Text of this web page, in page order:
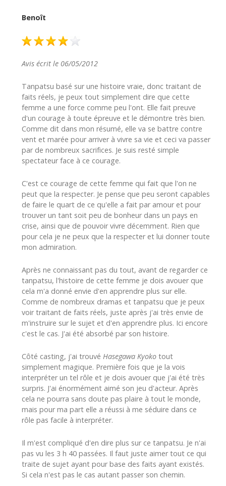
Benoît
Avis écrit le 06/05/2012
Tanpatsu basé sur une histoire vraie, donc traitant de
faits réels, je peux tout simplement dire que cette
femme a une force comme peu l'ont. Elle fait preuve
d'un courage à toute épreuve et le démontre très bien.
Comme dit dans mon résumé, elle va se battre contre
vent et marée pour arriver à vivre sa vie et ceci va passer
par de nombreux sacrifices. Je suis resté simple
spectateur face à ce courage.
C'est ce courage de cette femme qui fait que l'on ne
peut que la respecter. Je pense que peu seront capables
de faire le quart de ce qu'elle a fait par amour et pour
trouver un tant soit peu de bonheur dans un pays en
crise, ainsi que de pouvoir vivre décemment. Rien que
pour cela je ne peux que la respecter et lui donner toute
mon admiration.
Après ne connaissant pas du tout, avant de regarder ce
tanpatsu, l'histoire de cette femme je dois avouer que
cela m'a donné envie d'en apprendre plus sur elle.
Comme de nombreux dramas et tanpatsu que je peux
voir traitant de faits réels, juste après j'ai très envie de
m'instruire sur le sujet et d'en apprendre plus. Ici encore
c'est le cas. J'ai été absorbé par son histoire.
Côté casting, j'ai trouvé Hasegawa Kyoko tout
simplement magique. Première fois que je la vois
interpréter un tel rôle et je dois avouer que j'ai été très
surpris. J'ai énormément aimé son jeu d'acteur. Après
cela ne pourra sans doute pas plaire à tout le monde,
mais pour ma part elle a réussi à me séduire dans ce
rôle pas facile à interpréter.
Il m'est compliqué d'en dire plus sur ce tanpatsu. Je n'ai
pas vu les 3 h 40 passées. Il faut juste aimer tout ce qui
traite de sujet ayant pour base des faits ayant existés.
Si cela n'est pas le cas autant passer son chemin.